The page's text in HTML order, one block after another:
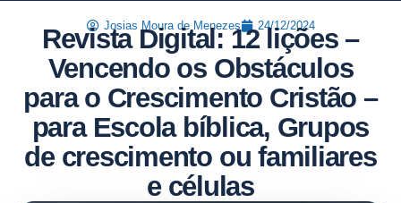
Josias Moura de Menezes 24/12/2024
Revista Digital: 12 lições –
Vencendo os Obstáculos
para o Crescimento Cristão –
para Escola bíblica, Grupos
de crescimento ou familiares
e células